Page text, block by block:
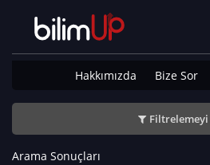
Hakkımızda Bize Sor
Filtrelemeyi
Arama Sonuçları